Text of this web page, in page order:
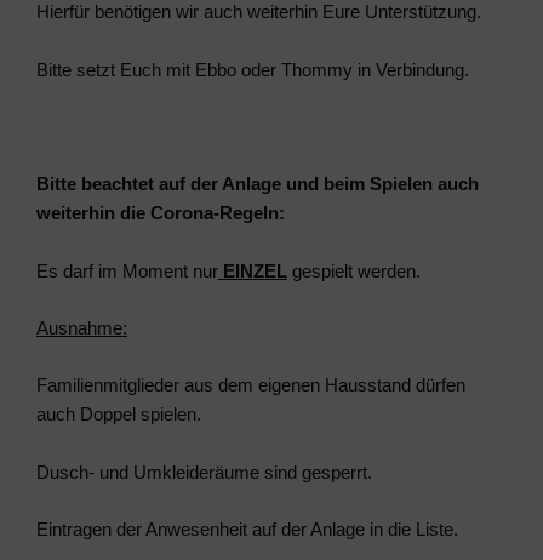
Hierfür benötigen wir auch weiterhin Eure Unterstützung.
Bitte setzt Euch mit Ebbo oder Thommy in Verbindung.
Bitte beachtet auf der Anlage und beim Spielen auch
weiterhin die Corona-Regeln:
Es darf im Moment nur EINZEL gespielt werden.
Ausnahme:
Familienmitglieder aus dem eigenen Hausstand dürfen
auch Doppel spielen.
Dusch- und Umkleideräume sind gesperrt.
Eintragen der Anwesenheit auf der Anlage in die Liste.